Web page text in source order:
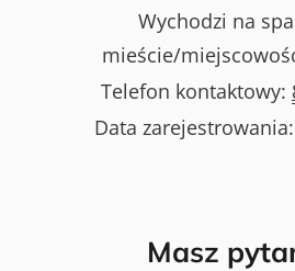
Wychodzi na
mieście/
Telefon kontaktowy:
Data zarejestrowania:
Masz